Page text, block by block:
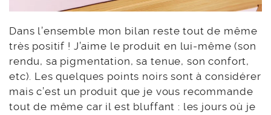
Dans l’ensemble mon bilan reste tout de même
très positif ! J’aime le produit en lui-même (son
rendu, sa pigmentation, sa tenue, son confort,
etc). Les quelques points noirs sont à considérer
mais c’est un produit que je vous recommande
tout de même car il est bluffant : les jours où je